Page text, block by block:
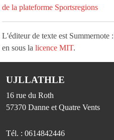
de la plateforme Sportsregions
L'éditeur de texte est Summernote :
en sous la licence MIT.
UJLLATHLE
16 rue du Roth
57370 Danne et Quatre Vents
Tél. : 0614842446